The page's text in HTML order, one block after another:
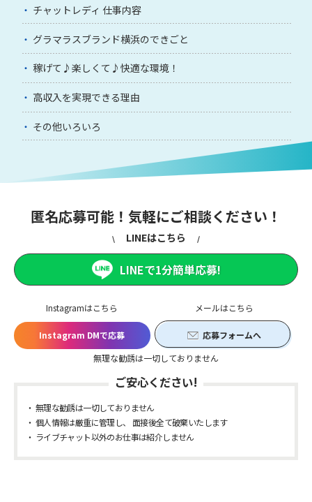
チャットレディ 仕事内容
グラマラスブランド横浜のできごと
稼げて♪楽しくて♪快適な環境！
高収入を実現できる理由
その他いろいろ
匿名応募可能！気軽にご相談ください！
Instagramはこちら
Instagram DMで応募
メールはこちら
応募フォームへ
無理な勧誘は一切しておりません
LINEはこちら
LINEで1分簡単応募!
ご安心ください!
無理な勧誘は一切しておりません
個人情報は厳重に管理し、 面接後全て破棄いたします
ライブチャット以外のお仕事は紹介しません